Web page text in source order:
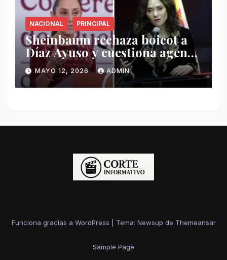
NACIONAL PRINCIPAL
Sheinbaum rechaza boicot a
Díaz Ayuso y cuestiona agenda
de funcionaria española
MAYO 12, 2026 ADMIN
Funciona gracias a WordPress Tema: Newsup de Themeansar
Sample Page